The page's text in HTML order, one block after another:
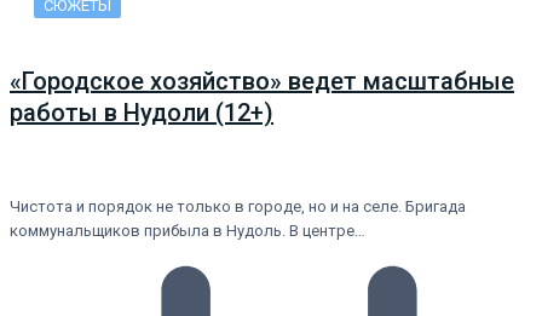
СЮЖЕТЫ
«Городское хозяйство» ведет масштабные
работы в Нудоли (12+)
Чистота и порядок не только в городе, но и на селе. Бригада
коммунальщиков прибыла в Нудоль. В центре…